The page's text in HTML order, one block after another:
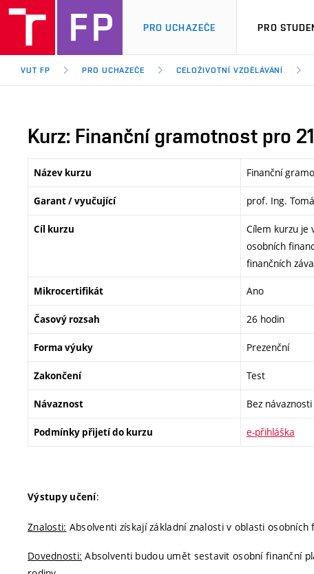
PRO UCHAZEČE PRO
VUT FP PRO UCHAZEČE CELOŽIVOTNÍ VZDĚLÁVÁNÍ
Kurz: Finanční gramotnost pro
Název kurzu Finanční
Garant / vyučující prof. Ing.
Cíl kurzu
Cílem kurzu je
osobních
finančních
Mikrocertifikát Ano
Časový rozsah 26 hodin
Forma výuky Prezenční
Zakončení Test
Návaznost Bez návaznosti
Podmínky přijetí do kurzu e-přihláška
Výstupy učení:
Znalosti: Absolventi získají základní znalosti v oblasti
Dovednosti: Absolventi budou umět sestavit osobní finanční